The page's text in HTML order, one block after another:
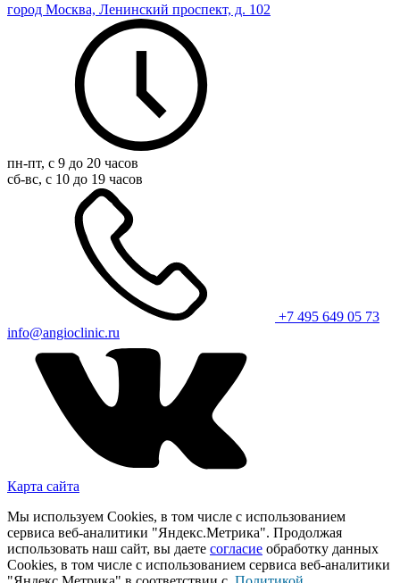
город Москва, Ленинский проспект, д. 102
пн-пт, с 9 до 20 часов
сб-вс, с 10 до 19 часов
+7 495 649 05 73
info@angioclinic.ru
Карта сайта
Мы используем Cookies, в том числе с использованием
сервиса веб-аналитики "Яндекс.Метрика". Продолжая
использовать наш сайт, вы даете согласие обработку данных
Cookies, в том числе с использованием сервиса веб-аналитики